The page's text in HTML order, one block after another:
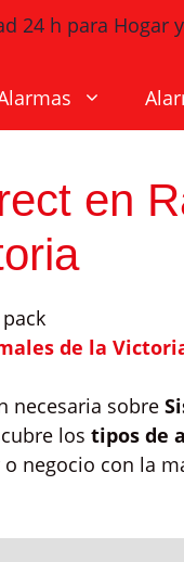
en
de la
necesaria sobre
los tipos de
negocio con la